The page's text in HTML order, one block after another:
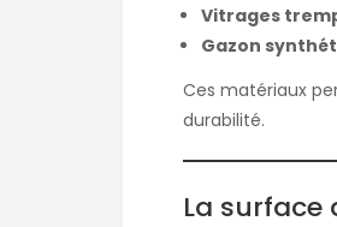
Vitrages
Gazon
Ces matériaux
durabilité.
La surface